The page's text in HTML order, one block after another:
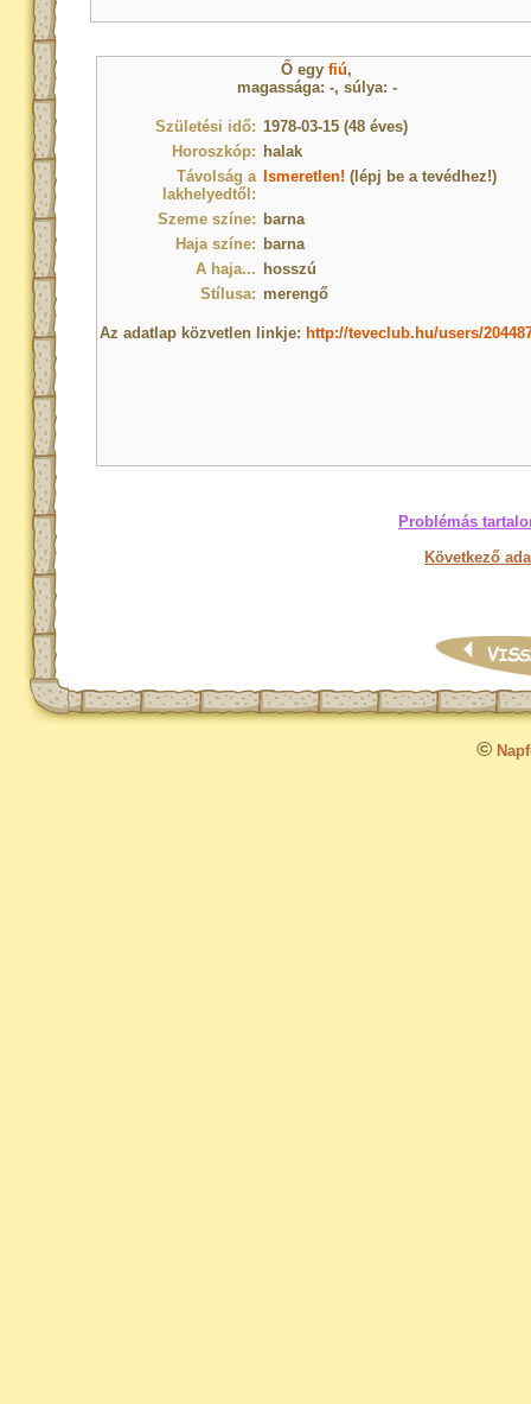
Ő egyfiú,
magassága: -, súlya: -
Születési idő: 1978-03-15 (48 éves)
Horoszkóp: halak
Távolság a
lakhelyedtől:
Ismeretlen! (lépj be a tevédhez!)
Szeme színe: barna
Haja színe: barna
A haja... hosszú
Stílusa: merengő
Az adatlap közvetlen linkje: http://teveclub.hu/users/
Problémás
Következő
©